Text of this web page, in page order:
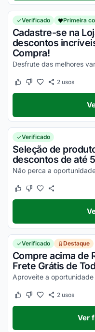
Verificado Primeira
Cadastre-se na
descontos
Compra!
Este cupom funcionou
Este cupom não
2usos
Verificado
Seleção de
descontos de até
Este cupom funcionou
Este cupom não
Verificado Destaque
Compre acima de
Frete Grátis de
Este cupom funcionou
Este cupom não
2usos
Ver